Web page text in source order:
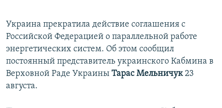
Украина прекратила действие соглашения с
Российской Федерацией о параллельной работе
энергетических систем. Об этом сообщил
постоянный представитель украинского Кабмина в
Верховной Раде Украины Тарас Мельничук23
августа.